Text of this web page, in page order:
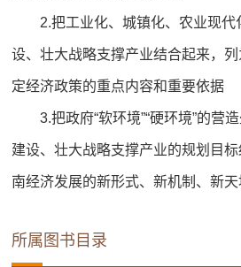
2.把工业化、城镇化、农业现代
设、壮大战略支撑产业结合起来，
定经济政策的重点内容和重要依据
3.把政府“软环境”“硬环境”的营
建设、壮大战略支撑产业的规划目
南经济发展的新形式、新机制、新天
所属图书目录